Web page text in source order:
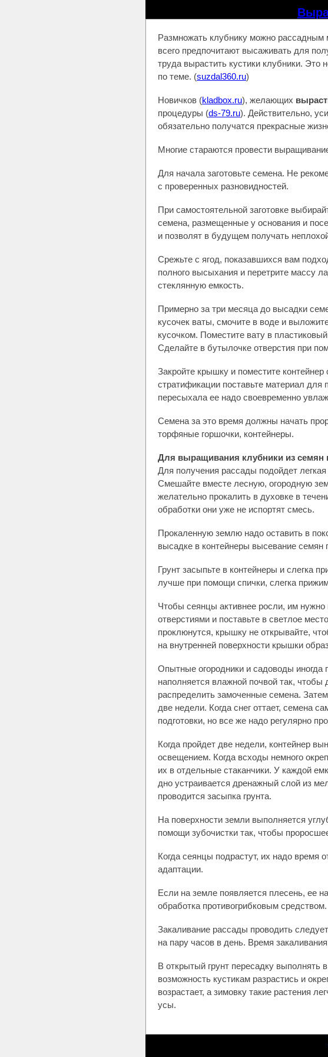
Размножать клубнику можно рассадным
всего предпочитают высаживать для
труда вырастить кустики клубники. Это
по теме. (suzdal360.ru)
Новичков (kladbox.ru), желающих
процедуры (ds-79.ru). Действительно,
обязательно получатся прекрасные
Многие стараются провести
Для начала заготовьте семена. Не
с проверенных разновидностей.
При самостоятельной заготовке
семена, размещенные у основания и
и позволят в будущем получать
Срежьте с ягод, показавшихся вам
полного высыхания и перетрите массу
стеклянную емкость.
Примерно за три месяца до высадки
кусочек ваты, смочите в воде и
кусочком. Поместите вату в
Сделайте в бутылочке отверстия при
Закройте крышку и поместите
стратификации поставьте материал
пересыхала ее надо своевременно
Семена за это время должны начать
торфяные горшочки, контейнеры.
Для выращивания клубники из семян
Для получения рассады подойдет
Смешайте вместе лесную, огородную
желательно прокалить в духовке в
обработки они уже не испортят смесь.
Прокаленную землю надо оставить в
высадке в контейнеры высевание семян
Грунт засыпьте в контейнеры и слегка
лучше при помощи спички, слегка
Чтобы сеянцы активнее росли, им нужно
отверстиями и поставьте в светлое
проклюнутся, крышку не открывайте,
на внутренней поверхности крышки
Опытные огородники и садоводы иногда
наполняется влажной почвой так,
распределить замоченные семена.
две недели. Когда снег оттает, семена
подготовки, но все же надо регулярно
Когда пройдет две недели, контейнер
освещением. Когда всходы немного
их в отдельные стаканчики. У каждой
дно устраивается дренажный слой из
проводится засыпка грунта.
На поверхности земли выполняется
помощи зубочистки так, чтобы
Когда сеянцы подрастут, их надо время
адаптации.
Если на земле появляется плесень, ее
обработка противогрибковым
Закаливание рассады проводить
на пару часов в день. Время
В открытый грунт пересадку выполнять
возможность кустикам разрастись и
возрастает, а зимовку такие растения
усы.